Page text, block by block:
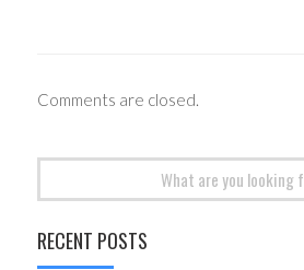
Comments are closed.
RECENT POSTS